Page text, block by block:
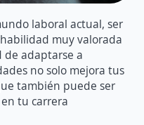
laboral actual, ser
muy valorada
de adaptarse a
no solo mejora tus
también puede ser
tu carrera